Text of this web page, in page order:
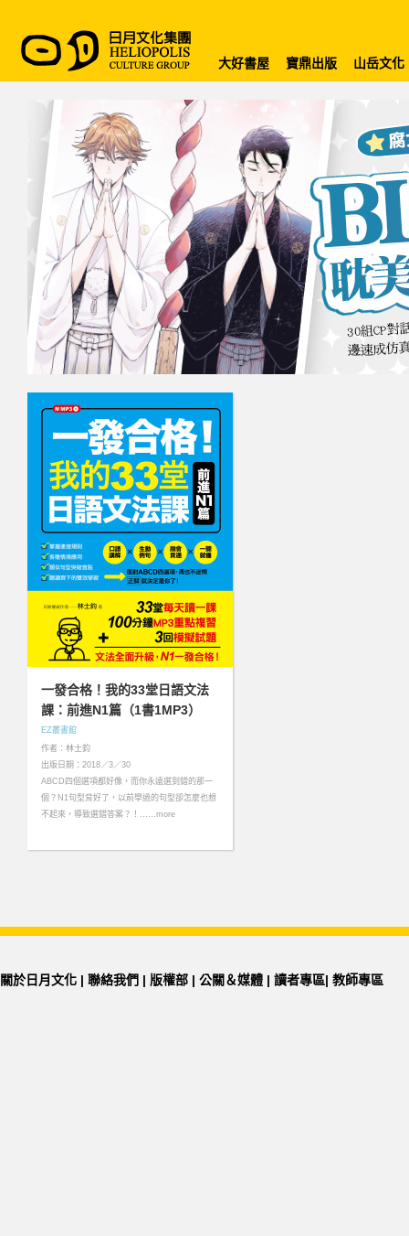
大好書屋 寶鼎出版 山岳文化
一發合格！我的33堂日語文法
課：前進N1篇（1書1MP3）
EZ叢書館
作者：林士鈞
出版日期：2018／3／30
ABCD四個選項都好像，而你永遠選到錯的那一
個？N1句型背好了，以前學過的句型卻怎麼也想
不起來，導致選錯答案？！……more
關於日月文化 | 聯絡我們 | 版權部 | 公關＆媒體 | 讀者專區| 教師專區